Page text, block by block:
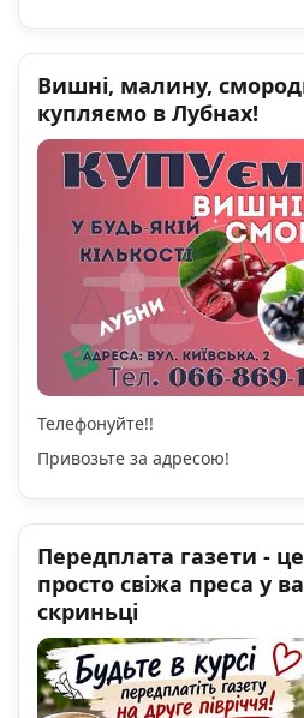
Вишні, малину,
купляємо в Лубнах!
Телефонуйте!!
Привозьте за адресою!
Передплата газети -
просто свіжа преса у
скриньці